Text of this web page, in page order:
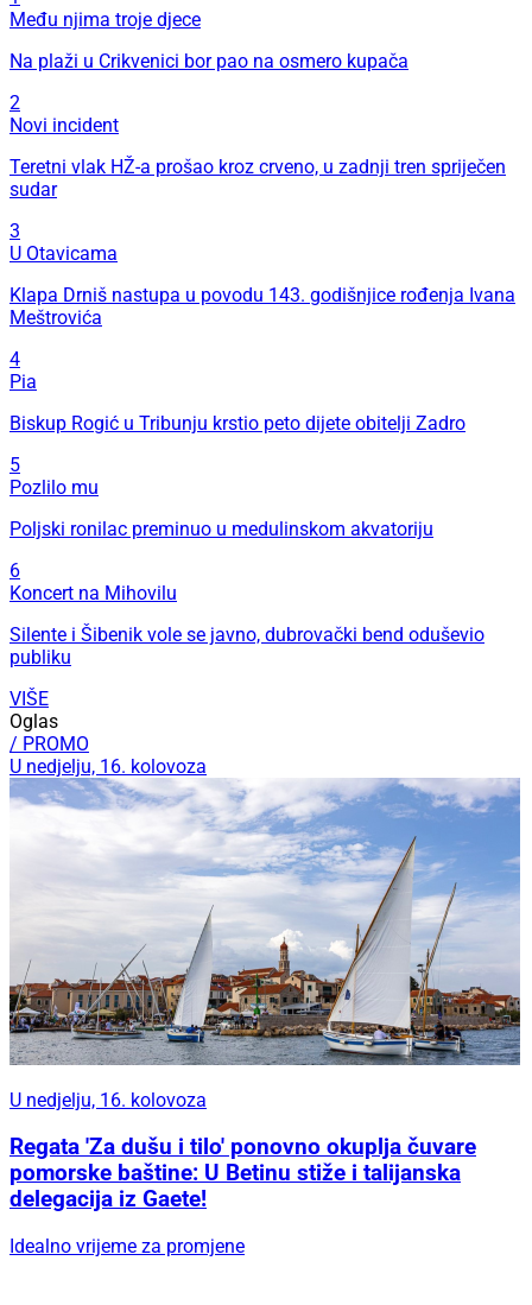
Među njima troje djece
Na plaži u Crikvenici bor pao na osmero kupača
2
Novi incident
Teretni vlak HŽ-a prošao kroz crveno, u zadnji tren spriječen
sudar
3
U Otavicama
Klapa Drniš nastupa u povodu 143. godišnjice rođenja Ivana
Meštrovića
4
Pia
Biskup Rogić u Tribunju krstio peto dijete obitelji Zadro
5
Pozlilo mu
Poljski ronilac preminuo u medulinskom akvatoriju
6
Koncert na Mihovilu
Silente i Šibenik vole se javno, dubrovački bend oduševio
publiku
VIŠE
Oglas
/ PROMO
U nedjelju, 16. kolovoza
U nedjelju, 16. kolovoza
Regata 'Za dušu i tilo' ponovno okuplja čuvare
pomorske baštine: U Betinu stiže i talijanska
delegacija iz Gaete!
Idealno vrijeme za promjene